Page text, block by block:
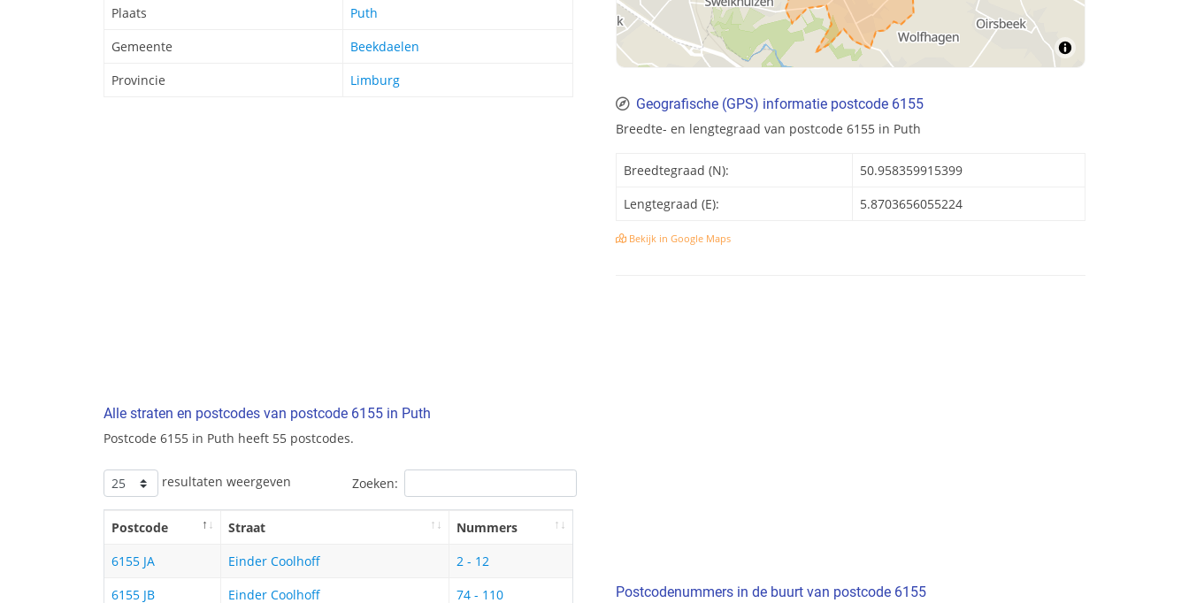
Plaats
Puth
Gemeente
Beekdaelen
Provincie
Limburg
Alle straten en postcodes van postcode 6155 in Puth
Postcode 6155 in Puth heeft 55 postcodes.
resultaten weergeven Zoeken:
Postcode Straat
Nummers
6155 JA
Einder Coolhoff
2 - 12
6155 JB
Einder Coolhoff
74 - 110
Geografische (GPS) informatie postcode 6155
Breedte- en lengtegraad van postcode 6155 in Puth
Breedtegraad (N):
50.958359915399
Lengtegraad (E):
5.8703656055224
Bekijk in Google Maps
Postcodenummers in de buurt van postcode 6155